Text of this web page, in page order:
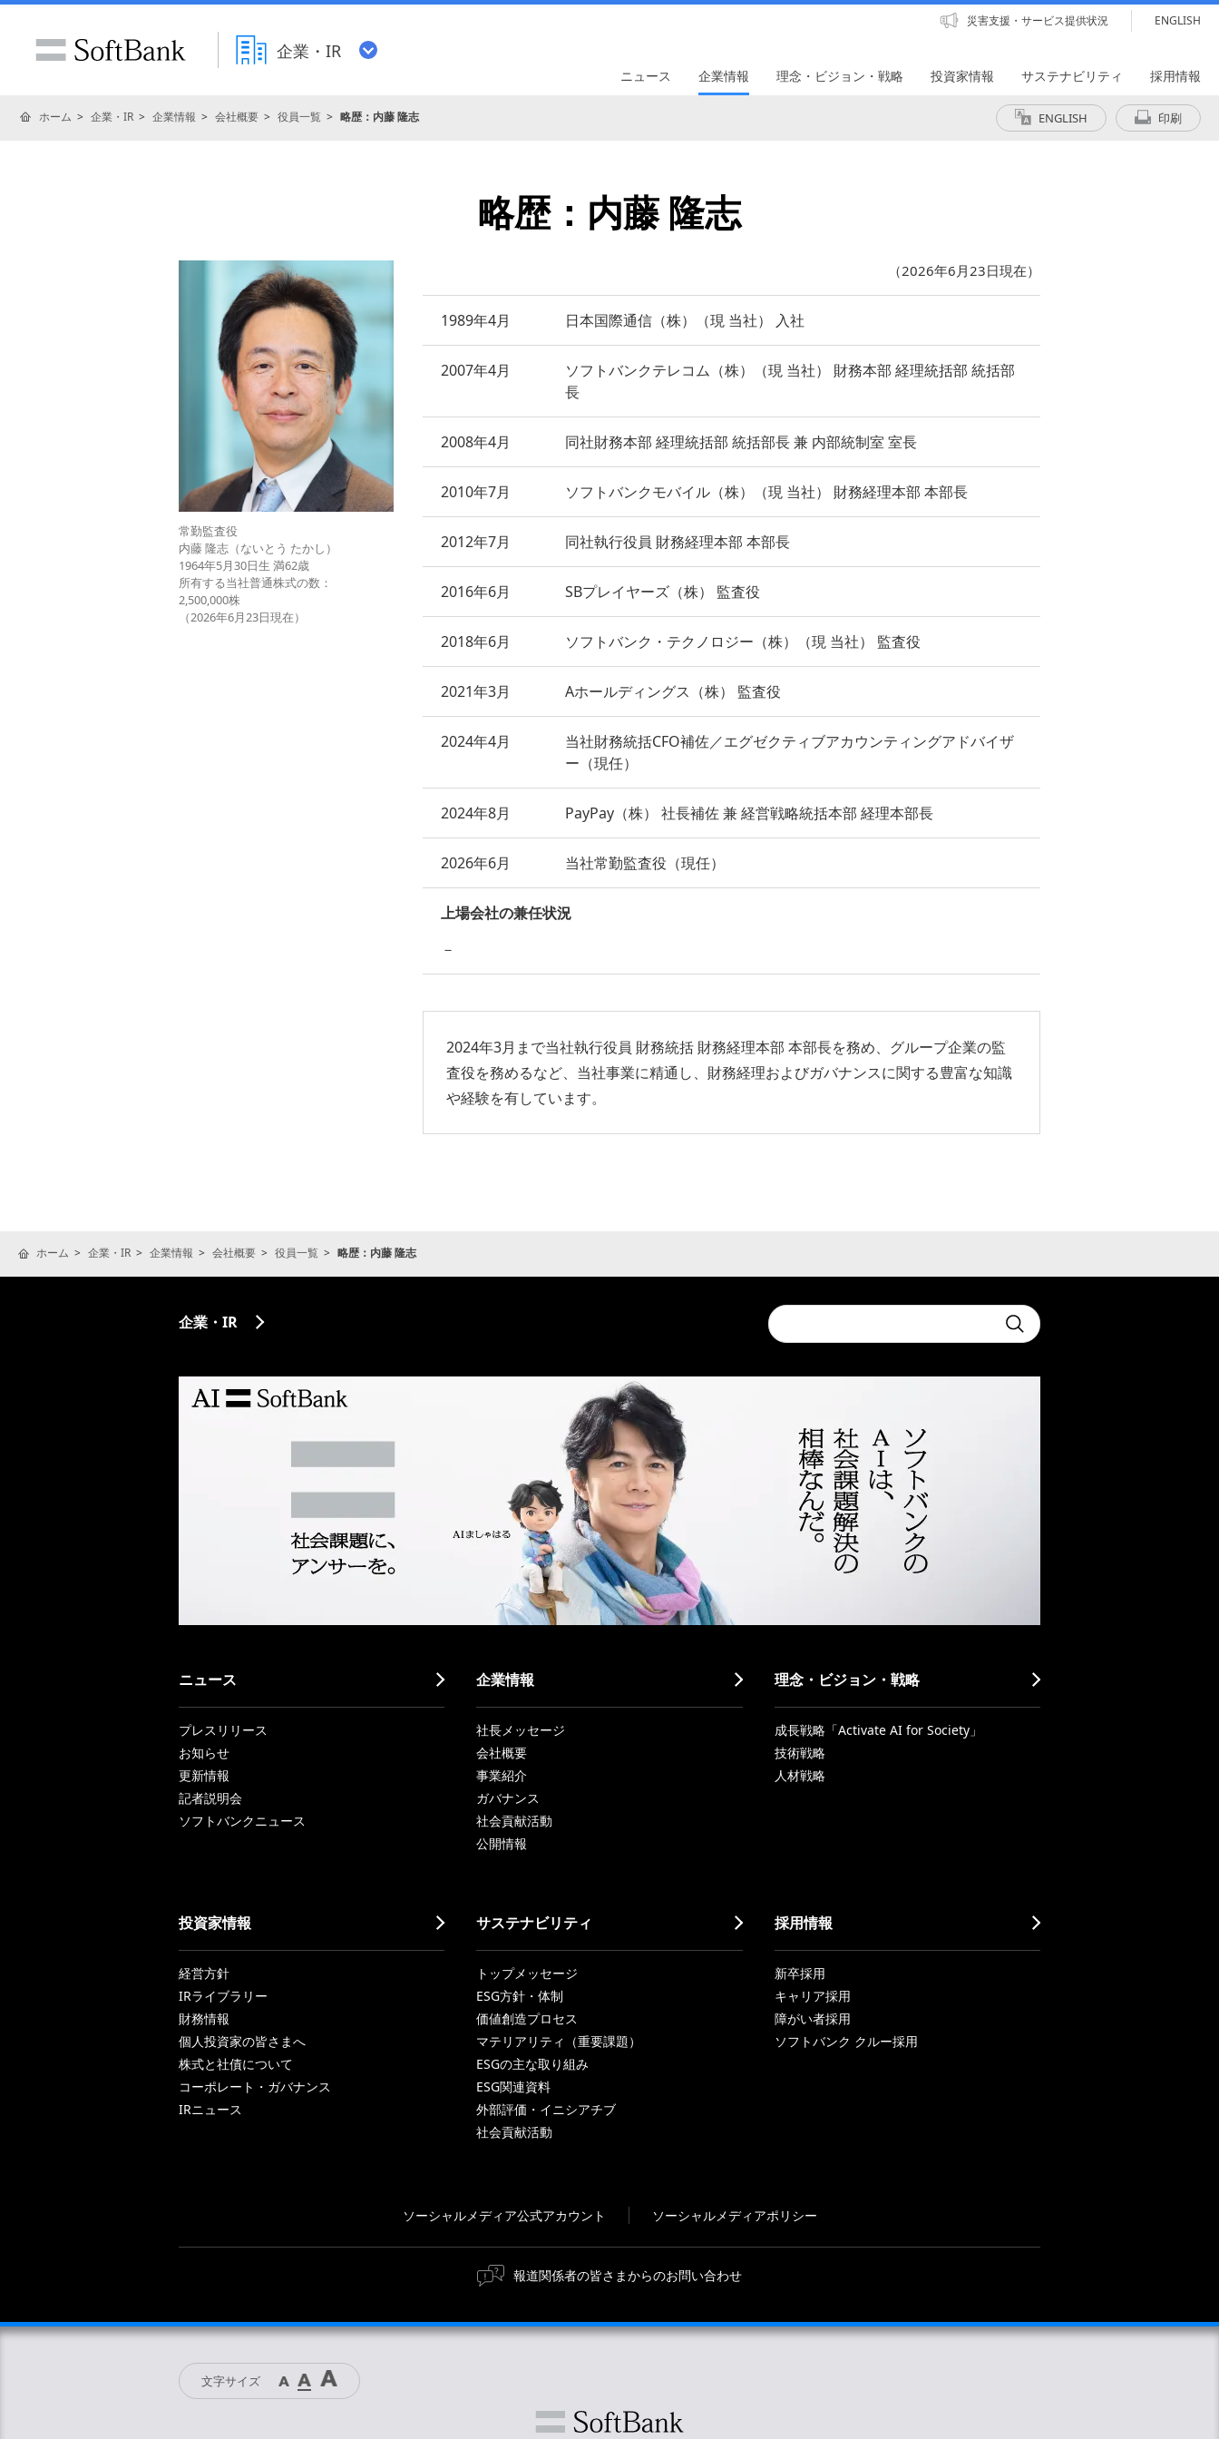
企業・IR
災害支援・サービス提供状況 ENGLISH
ニュース 企業情報 理念・ビジョン・戦略 投資家情報 サステナビリティ 採用情報
ホーム 企業・IR 企業情報 会社概要 役員一覧 略歴：内藤 隆志 ENGLISH 印刷
略歴：内藤 隆志
常勤監査役
内藤 隆志（ないとう たかし）
1964年5月30日生 満62歳
所有する当社普通株式の数：
2,500,000株
（2026年6月23日現在）
（2026年6月23日現在）
1989年4月 日本国際通信（株）（現 当社） 入社
2007年4月
ソフトバンクテレコム（株）（現 当社） 財務本部 経理統括部 統括部
長
2008年4月 同社財務本部 経理統括部 統括部長 兼 内部統制室 室長
2010年7月 ソフトバンクモバイル（株）（現 当社） 財務経理本部 本部長
2012年7月 同社執行役員 財務経理本部 本部長
2016年6月 SBプレイヤーズ（株） 監査役
2018年6月 ソフトバンク・テクノロジー（株）（現 当社） 監査役
2021年3月 Aホールディングス（株） 監査役
2024年4月
当社財務統括CFO補佐／エグゼクティブアカウンティングアドバイザ
ー（現任）
2024年8月 PayPay（株） 社長補佐 兼 経営戦略統括本部 経理本部長
2026年6月 当社常勤監査役（現任）
上場会社の兼任状況
－
2024年3月まで当社執行役員 財務統括 財務経理本部 本部長を務め、グループ企業の監
査役を務めるなど、当社事業に精通し、財務経理およびガバナンスに関する豊富な知識
や経験を有しています。
ホーム 企業・IR 企業情報 会社概要 役員一覧 略歴：内藤 隆志
Conduct
a
search
Submit
企業・IR
ニュース
プレスリリース
お知らせ
更新情報
記者説明会
ソフトバンクニュース
企業情報
社長メッセージ
会社概要
事業紹介
ガバナンス
社会貢献活動
公開情報
理念・ビジョン・戦略
成長戦略「Activate AI for Society」
技術戦略
人材戦略
投資家情報
経営方針
IRライブラリー
財務情報
個人投資家の皆さまへ
株式と社債について
コーポレート・ガバナンス
IRニュース
サステナビリティ
トップメッセージ
ESG方針・体制
価値創造プロセス
マテリアリティ（重要課題）
ESGの主な取り組み
ESG関連資料
外部評価・イニシアチブ
社会貢献活動
採用情報
新卒採用
キャリア採用
障がい者採用
ソフトバンク クルー採用
ソーシャルメディア公式アカウント ソーシャルメディアポリシー
報道関係者の皆さまからのお問い合わせ
文字サイズ